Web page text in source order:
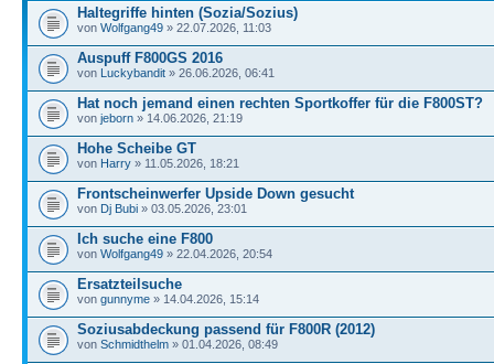
Haltegriffe hinten (Sozia/Sozius)
von Wolfgang49 » 22.07.2026, 11:03
Auspuff F800GS 2016
von Luckybandit » 26.06.2026, 06:41
Hat noch jemand einen rechten Sportkoffer für die F800ST?
von jeborn » 14.06.2026, 21:19
Hohe Scheibe GT
von Harry » 11.05.2026, 18:21
Frontscheinwerfer Upside Down gesucht
von Dj Bubi » 03.05.2026, 23:01
Ich suche eine F800
von Wolfgang49 » 22.04.2026, 20:54
Ersatzteilsuche
von gunnyme » 14.04.2026, 15:14
Soziusabdeckung passend für F800R (2012)
von Schmidthelm » 01.04.2026, 08:49